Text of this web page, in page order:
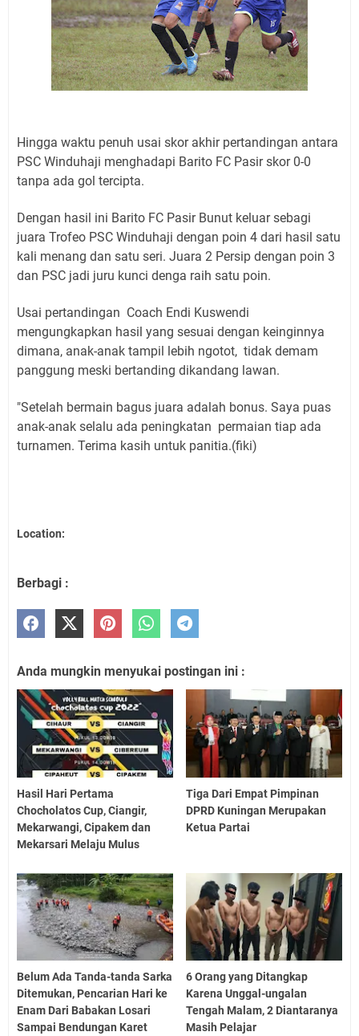
Hingga waktu penuh usai skor akhir pertandingan antara
PSC Winduhaji menghadapi Barito FC Pasir skor 0-0
tanpa ada gol tercipta.
Dengan hasil ini Barito FC Pasir Bunut keluar sebagi
juara Trofeo PSC Winduhaji dengan poin 4 dari hasil satu
kali menang dan satu seri. Juara 2 Persip dengan poin 3
dan PSC jadi juru kunci denga raih satu poin.
Usai pertandingan Coach Endi Kuswendi
mengungkapkan hasil yang sesuai dengan keinginnya
dimana, anak-anak tampil lebih ngotot, tidak demam
panggung meski bertanding dikandang lawan.
"Setelah bermain bagus juara adalah bonus. Saya puas
anak-anak selalu ada peningkatan permaian tiap ada
turnamen. Terima kasih untuk panitia.(fiki)
Location:
Berbagi :
Anda mungkin menyukai postingan ini :
Hasil Hari Pertama
Chocholatos Cup, Ciangir,
Mekarwangi, Cipakem dan
Mekarsari Melaju Mulus
Tiga Dari Empat Pimpinan
DPRD Kuningan Merupakan
Ketua Partai
Belum Ada Tanda-tanda Sarka
Ditemukan, Pencarian Hari ke
Enam Dari Babakan Losari
Sampai Bendungan Karet
6 Orang yang Ditangkap
Karena Unggal-ungalan
Tengah Malam, 2 Diantaranya
Masih Pelajar